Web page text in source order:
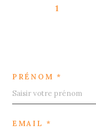
1
PRÉNOM *
EMAIL *